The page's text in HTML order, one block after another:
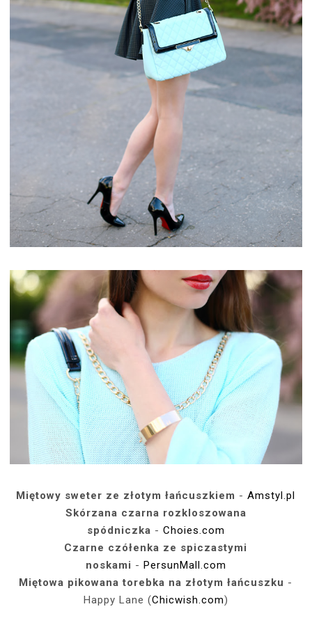
Miętowy sweter ze złotym łańcuszkiem -Amstyl.pl
Skórzana czarna rozkloszowana
spódniczka - Choies.com
Czarne czółenka ze spiczastymi
noskami - PersunMall.com
Miętowa pikowana torebka na złotym łańcuszku -
Happy Lane (Chicwish.com)